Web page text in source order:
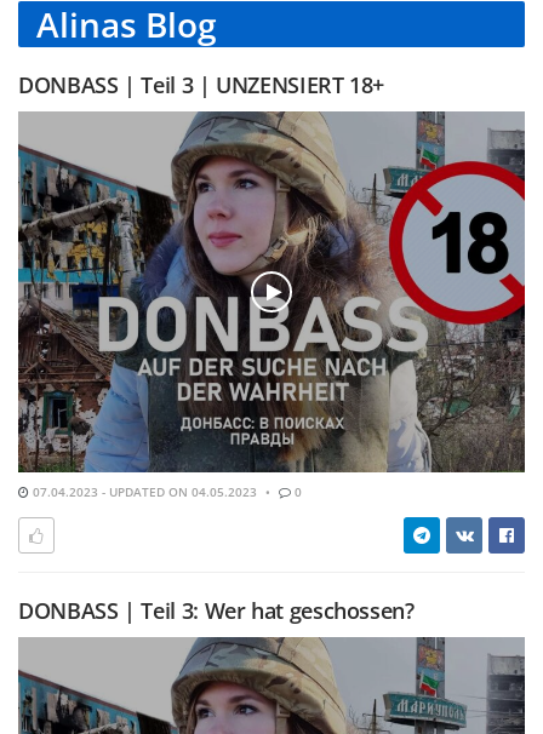
Alinas Blog
DONBASS | Teil 3 | UNZENSIERT 18+
07.04.2023 - UPDATED ON 04.05.2023 0
DONBASS | Teil 3: Wer hat geschossen?